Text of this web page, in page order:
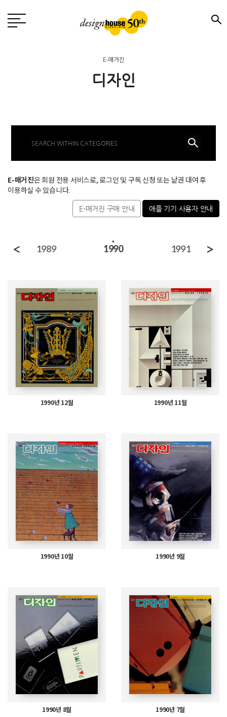
E-매거진
디자인
E-매거진은 회원 전용 서비스로, 로그인 및 구독 신청 또는 낱권 대여 후
이용하실 수 있습니다.
E-매거진 구매 안내 애플 기기 사용자 안내
1989 1990 1991 >
<
1990년 12월 1990년 11월
1990년 10월 1990년 9월
1990년 8월 1990년 7월